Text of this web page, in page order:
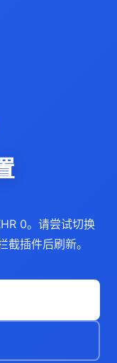
0。请尝试切换
插件后刷新。